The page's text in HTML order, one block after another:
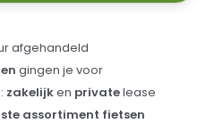
afgehandeld
gingen je voor
zakelijken privatelease
assortiment fietsen